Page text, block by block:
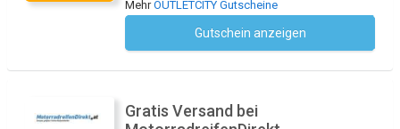
MehrOUTLETCITY Gutscheine
Gutschein anzeigen
Gratis Versand bei